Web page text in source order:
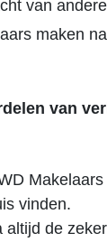
van
maken
van
vinden.
altijd de